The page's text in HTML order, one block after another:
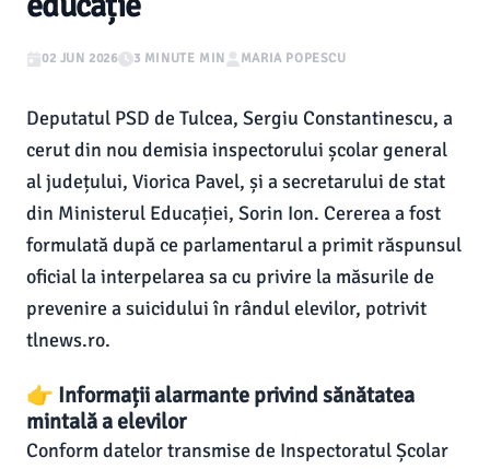
02 JUN 2026 3 MINUTE MIN MARIA POPESCU
Deputatul PSD de Tulcea, Sergiu Constantinescu, a
cerut din nou demisia inspectorului școlar general
al județului, Viorica Pavel, și a secretarului de stat
din Ministerul Educației, Sorin Ion. Cererea a fost
formulată după ce parlamentarul a primit răspunsul
oficial la interpelarea sa cu privire la măsurile de
prevenire a suicidului în rândul elevilor, potrivit
tlnews.ro.
👉 Informații alarmante privind sănătatea
mintală a elevilor
Conform datelor transmise de Inspectoratul Școlar